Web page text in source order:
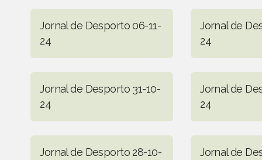
Jornal de Desporto 06-11-
24
Jornal de
24
Jornal de Desporto 31-10-
24
Jornal de
24
Jornal de Desporto 28-10-
Jornal de